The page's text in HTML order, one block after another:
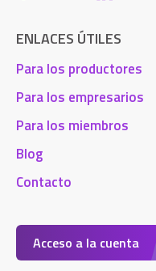
ENLACES ÚTILES
Para los productores
Para los empresarios
Para los miembros
Blog
Contacto
Acceso a la cuenta